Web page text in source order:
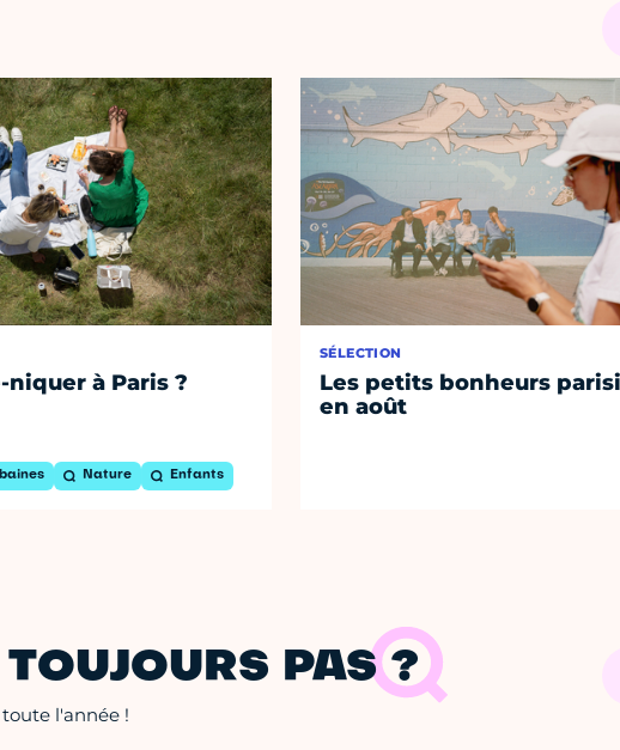
niquer à Paris ?
Nature Enfants
SÉLECTION
Les petits bonheurs
en août
PAS ?
l'année !